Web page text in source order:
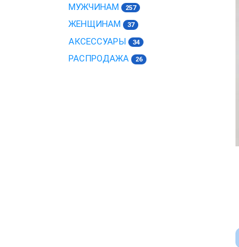
МУЖЧИНАМ 257
ЖЕНЩИНАМ 37
АКСЕССУАРЫ 34
РАСПРОДАЖА 26